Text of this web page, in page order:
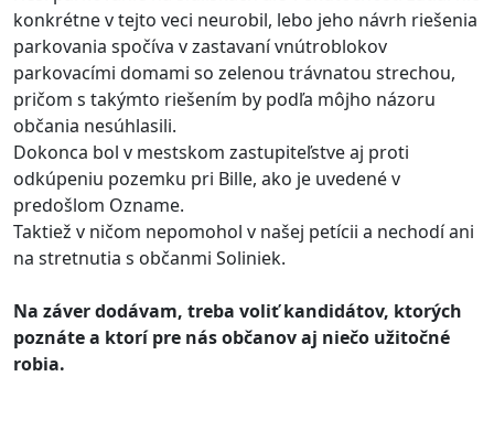
konkrétne v tejto veci neurobil, lebo jeho návrh riešenia
parkovania spočíva v zastavaní vnútroblokov
parkovacími domami so zelenou trávnatou strechou,
pričom s takýmto riešením by podľa môjho názoru
občania nesúhlasili.
Dokonca bol v mestskom zastupiteľstve aj proti
odkúpeniu pozemku pri Bille, ako je uvedené v
predošlom Ozname.
Taktiež v ničom nepomohol v našej petícii a nechodí ani
na stretnutia s občanmi Soliniek.
Na záver dodávam, treba voliť kandidátov, ktorých
poznáte a ktorí pre nás občanov aj niečo užitočné
robia.